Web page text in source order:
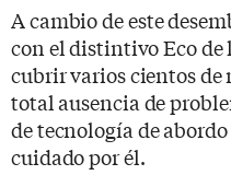
A cambio de este
con el distintivo Eco de
cubrir varios cientos de
total ausencia de
de tecnología de
cuidado por él.